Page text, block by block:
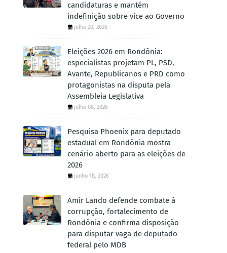
candidaturas e mantém
indefinição sobre vice ao Governo
julho 20, 2026
Eleições 2026 em Rondônia:
especialistas projetam PL, PSD,
Avante, Republicanos e PRD como
protagonistas na disputa pela
Assembleia Legislativa
julho 08, 2026
Pesquisa Phoenix para deputado
estadual em Rondônia mostra
cenário aberto para as eleições de
2026
junho 18, 2026
Amir Lando defende combate à
corrupção, fortalecimento de
Rondônia e confirma disposição
para disputar vaga de deputado
federal pelo MDB